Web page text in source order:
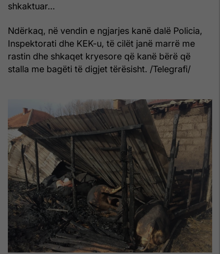
shkaktuar...
Ndërkaq, në vendin e ngjarjes kanë dalë Policia,
Inspektorati dhe KEK-u, të cilët janë marrë me
rastin dhe shkaqet kryesore që kanë bërë që
stalla me bagëti të digjet tërësisht. /Telegrafi/